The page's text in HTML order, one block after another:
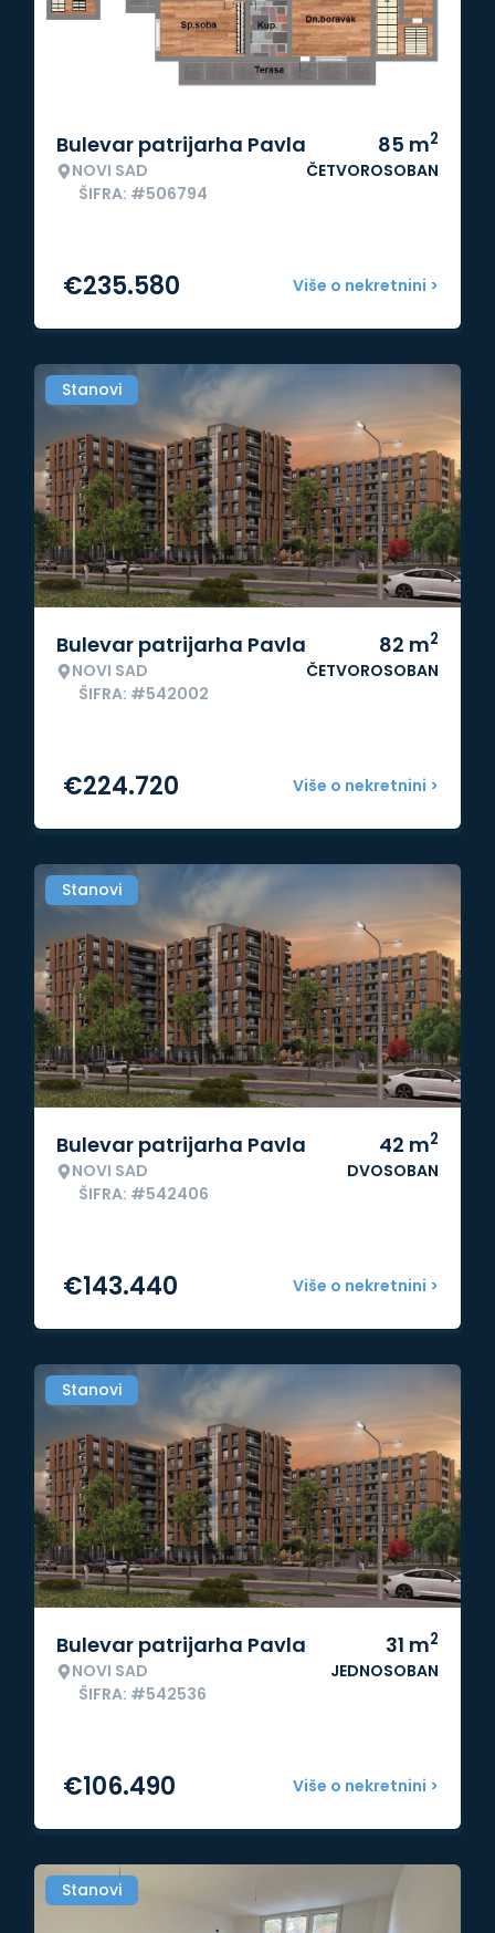
Bulevar patrijarha Pavla
NOVI SAD
ŠIFRA: #506794
85 m2
ČETVOROSOBAN
Više o nekretnini >
€235.580
Stanovi
Bulevar patrijarha Pavla
NOVI SAD
ŠIFRA: #542002
82 m2
ČETVOROSOBAN
Više o nekretnini >
€224.720
Stanovi
Bulevar patrijarha Pavla
NOVI SAD
ŠIFRA: #542406
42 m2
DVOSOBAN
Više o nekretnini >
€143.440
Stanovi
Bulevar patrijarha Pavla
NOVI SAD
ŠIFRA: #542536
31 m2
JEDNOSOBAN
Više o nekretnini >
€106.490
Stanovi